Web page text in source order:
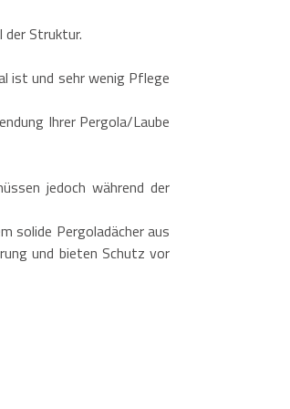
Epoxy-Stahl - Anthrazitgrau
100% Polyester -
und spezifische
der Struktur.
ist und sehr wenig Pflege
Ihrer Pergola/Laube
jedoch während der
solide Pergoladächer aus
und bieten Schutz vor